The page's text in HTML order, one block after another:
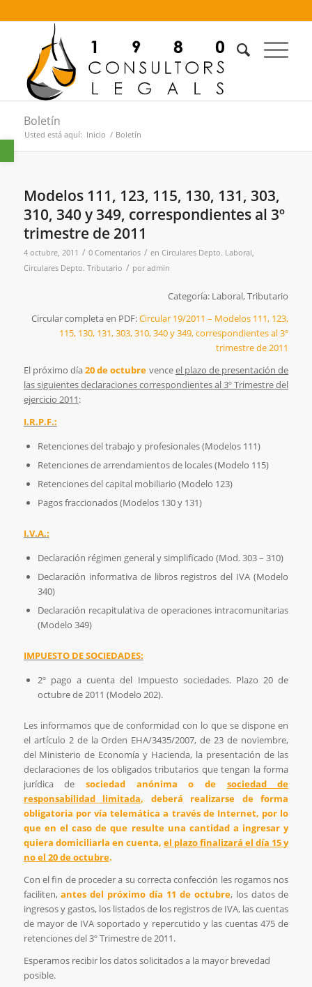
Abrir barra de herramientas
Boletín
Usted está aquí: Inicio / Boletín
Modelos 111, 123, 115, 130, 131, 303,
310, 340 y 349, correspondientes al 3º
trimestre de 2011
4 octubre, 2011 / 0 Comentarios / en Circulares Depto. Laboral,
Circulares Depto. Tributario / poradmin
Categoría: Laboral, Tributario
Circular completa en PDF:Circular 19/2011 – Modelos 111, 123,
115, 130, 131, 303, 310, 340 y 349, correspondientes al 3º
trimestre de 2011
El próximo día20 de octubre venceel plazo de presentación de
las siguientes declaraciones correspondientes al 3º Trimestre del
ejercicio 2011:
I.R.P.F.:
Retenciones del trabajo y profesionales (Modelos 111)
Retenciones de arrendamientos de locales (Modelo 115)
Retenciones del capital mobiliario (Modelo 123)
Pagos fraccionados (Modelos 130 y 131)
I.V.A.:
Declaración régimen general y simplificado (Mod. 303 – 310)
Declaración informativa de libros registros del IVA (Modelo
340)
Declaración recapitulativa de operaciones intracomunitarias
(Modelo 349)
IMPUESTO DE SOCIEDADES:
2º pago a cuenta del Impuesto sociedades. Plazo 20 de
octubre de 2011 (Modelo 202).
Les informamos que de conformidad con lo que se dispone en
el artículo 2 de la Orden EHA/3435/2007, de 23 de noviembre,
del Ministerio de Economía y Hacienda, la presentación de las
declaraciones de los obligados tributarios que tengan la forma
jurídica de sociedad anónima o de sociedad de
responsabilidad limitada, deberá realizarse de forma
obligatoria por vía telemática a través de Internet, por lo
que en el caso de que resulte una cantidad a ingresar y
quiera domiciliarla en cuenta, el plazo finalizará el día 15 y
no el 20 de octubre.
Con el fin de proceder a su correcta confección les rogamos nos
faciliten,antes del próximo día 11 de octubre, los datos de
ingresos y gastos, los listados de los registros de IVA, las cuentas
de mayor de IVA soportado y repercutido y las cuentas 475 de
retenciones del 3º Trimestre de 2011.
Esperamos recibir los datos solicitados a la mayor brevedad
posible.